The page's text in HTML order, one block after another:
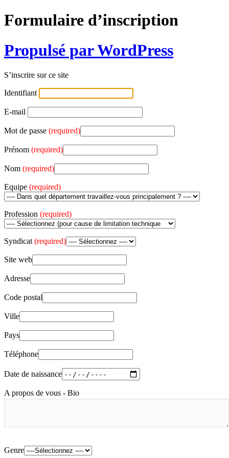
Formulaire d’inscription
Propulsé par WordPress
S’inscrire sur ce site
Identifiant
E-mail
Mot de passe (required)
Prénom (required)
Nom (required)
Equipe (required)
Profession (required)
Syndicat (required)
Site web
Adresse
Code postal
Ville
Pays
Téléphone
Date de naissance
A propos de vous - Bio
Genre